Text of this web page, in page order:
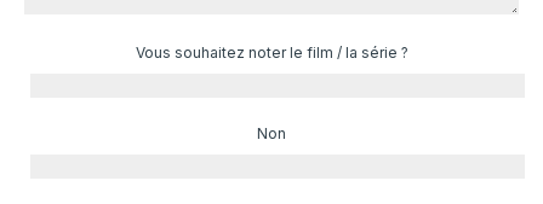
Vous souhaitez noter le film / la série ?
Non